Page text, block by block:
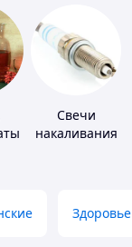
Свечи
накаливания
Здоровье